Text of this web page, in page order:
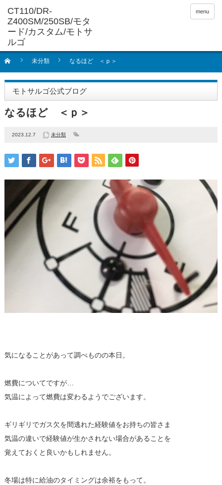
menu
未分類 なるほど ＜ｐ＞
モトサルゴ公式ブログ
なるほど ＜ｐ＞
2023.12.7 未分類
気になることがあって調べものの本日。
燃費についてですが…
気温によって燃費は変わるようでございます。
ギリギリでガス欠を間逃れた経験値をお持ちの皆さま
気温の違いで経験値が生かされない場合があることを
覚えておくと良いかもしれません。
冬場は特に給油のタイミングは余裕をもって。